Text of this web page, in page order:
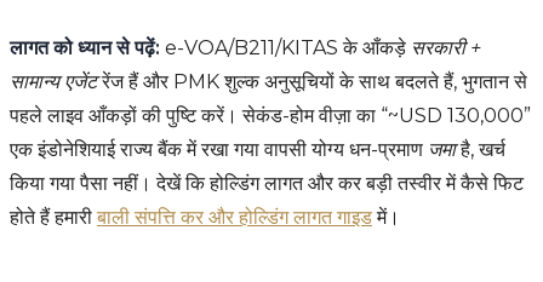
लागत को ध्यान से पढ़ें: e-VOA/B211/KITAS के आँकड़े सरकारी +
सामान्य एजेंटरेंज हैं और PMK शुल्क अनुसूचियों के साथ बदलते हैं, भुगतान से
पहले लाइव आँकड़ों की पुष्टि करें। सेकंड-होम वीज़ा का “~USD 130,000”
एक इंडोनेशियाई राज्य बैंक में रखा गया वापसी योग्य धन-प्रमाण जमाहै, खर्च
किया गया पैसा नहीं। देखें कि होल्डिंग लागत और कर बड़ी तस्वीर में कैसे फिट
होते हैं हमारी बाली संपत्ति कर और होल्डिंग लागत गाइडमें।